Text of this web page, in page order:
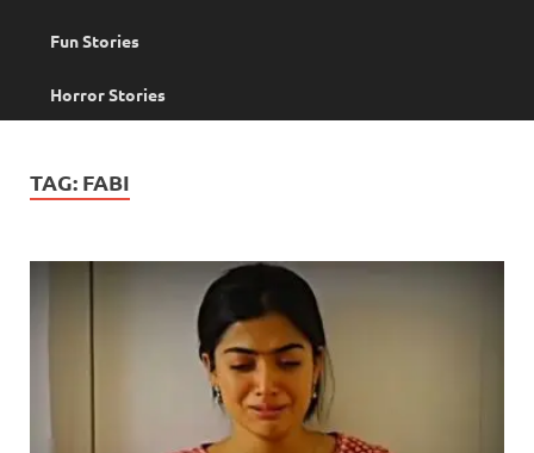
Fun Stories
Horror Stories
TAG: FABI